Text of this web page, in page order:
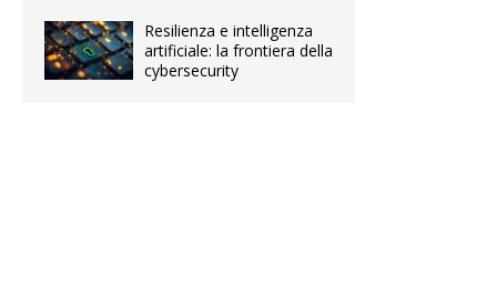
Resilienza e intelligenza
artificiale: la frontiera della
cybersecurity